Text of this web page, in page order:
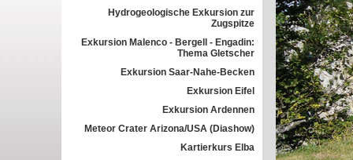
Hydrogeologische Exkursion zur
Zugspitze
Exkursion Malenco - Bergell - Engadin:
Thema Gletscher
Exkursion Saar-Nahe-Becken
Exkursion Eifel
Exkursion Ardennen
Meteor Crater Arizona/USA (Diashow)
Kartierkurs Elba